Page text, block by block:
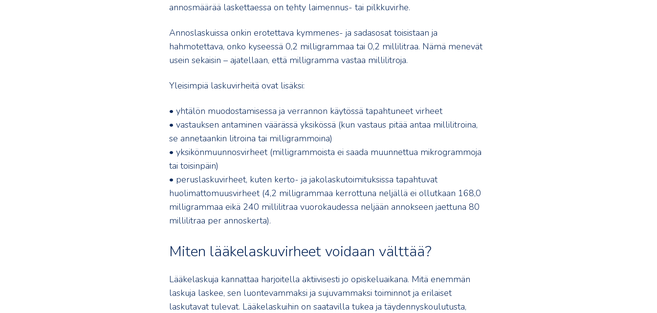
annosmäärää laskettaessa on tehty laimennus- tai pilkkuvirhe.
Annoslaskuissa onkin erotettava kymmenes- ja sadasosat toisistaan ja
hahmotettava, onko kyseessä 0,2 milligrammaa tai 0,2 millilitraa. Nämä menevät
usein sekaisin – ajatellaan, että milligramma vastaa millilitroja.
Yleisimpiä laskuvirheitä ovat lisäksi:
• yhtälön muodostamisessa ja verrannon käytössä tapahtuneet virheet
• vastauksen antaminen väärässä yksikössä (kun vastaus pitää antaa millilitroina,
se annetaankin litroina tai milligrammoina)
• yksikönmuunnosvirheet (milligrammoista ei saada muunnettua mikrogrammoja
tai toisinpäin)
• peruslaskuvirheet, kuten kerto- ja jakolaskutoimituksissa tapahtuvat
huolimattomuusvirheet (4,2 milligrammaa kerrottuna neljällä ei ollutkaan 168,0
milligrammaa eikä 240 millilitraa vuorokaudessa neljään annokseen jaettuna 80
millilitraa per annoskerta).
Miten lääkelaskuvirheet voidaan välttää?
Lääkelaskuja kannattaa harjoitella aktiivisesti jo opiskeluaikana. Mitä enemmän
laskuja laskee, sen luontevammaksi ja sujuvammaksi toiminnot ja erilaiset
laskutavat tulevat. Lääkelaskuihin on saatavilla tukea ja täydennyskoulutusta,